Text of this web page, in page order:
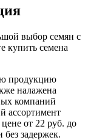
выбор семян с
купить семена
продукцию
налажена
компаний
ассортимент
от 22 руб. до
без задержек.